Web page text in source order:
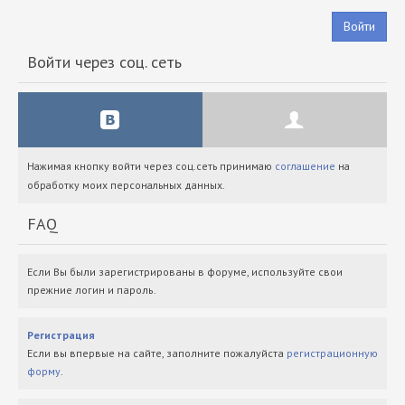
Войти
Войти через соц. сеть
Нажимая кнопку войти через соц.сеть принимаю соглашение на
обработку моих персональных данных.
FAQ
Если Вы были зарегистрированы в форуме, используйте свои
прежние логин и пароль.
Регистрация
Если вы впервые на сайте, заполните пожалуйста регистрационную
форму.